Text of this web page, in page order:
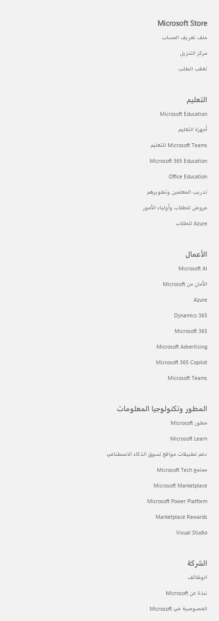
Microsoft Store
ملف تعريف الحساب
مركز التنزيل
تعقب الطلب
التعليم
Microsoft Education
أجهزة التعليم
Microsoft Teams للتعليم
Microsoft 365 Education
Office Education
تدريب المعلمين وتطويرهم
عروض للطلاب وأولياء الأمور
Azure للطلاب
الأعمال
Microsoft AI
الأمان من Microsoft
Azure
Dynamics 365
Microsoft 365
Microsoft Advertising
Microsoft 365 Copilot
Microsoft Teams
المطور وتكنولوجيا المعلومات
مطور Microsoft
Microsoft Learn
دعم تطبيقات مواقع تسوق الذكاء الاصطناعي
مجتمع Microsoft Tech
Microsoft Marketplace
Microsoft Power Platform
Marketplace Rewards
Visual Studio
الشركة
الوظائف
نبذة عن Microsoft
الخصوصية في Microsoft